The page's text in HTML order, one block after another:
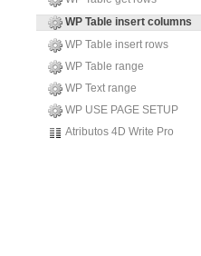
WP Table insert columns
WP Table insert rows
WP Table range
WP Text range
WP USE PAGE SETUP
Atributos 4D Write Pro